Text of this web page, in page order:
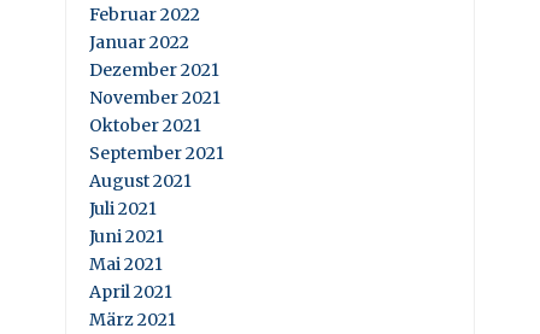
Februar 2022
Januar 2022
Dezember 2021
November 2021
Oktober 2021
September 2021
August 2021
Juli 2021
Juni 2021
Mai 2021
April 2021
März 2021